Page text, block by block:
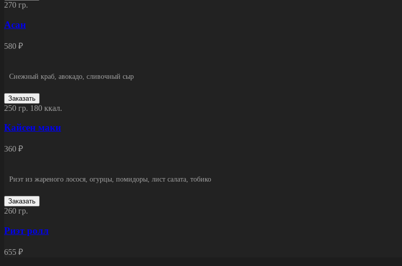
270 гр.
Асан
580 ₽
Снежный краб, авокадо, сливочный сыр
Заказать
250 гр. 180 ккал.
Кайсен маки
360 ₽
Риэт из жареного лосося, огурцы, помидоры, лист салата, тобико
Заказать
260 гр.
Риэт ролл
655 ₽